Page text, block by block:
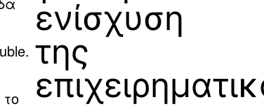
ενίσχυση
της